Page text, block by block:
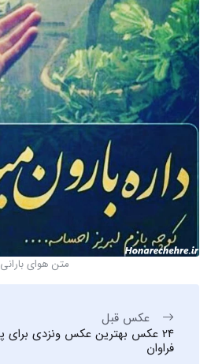
متن هوای بارانی
عکس قبل
24 عکس بهترین عکس ونزدی برای
فراوان